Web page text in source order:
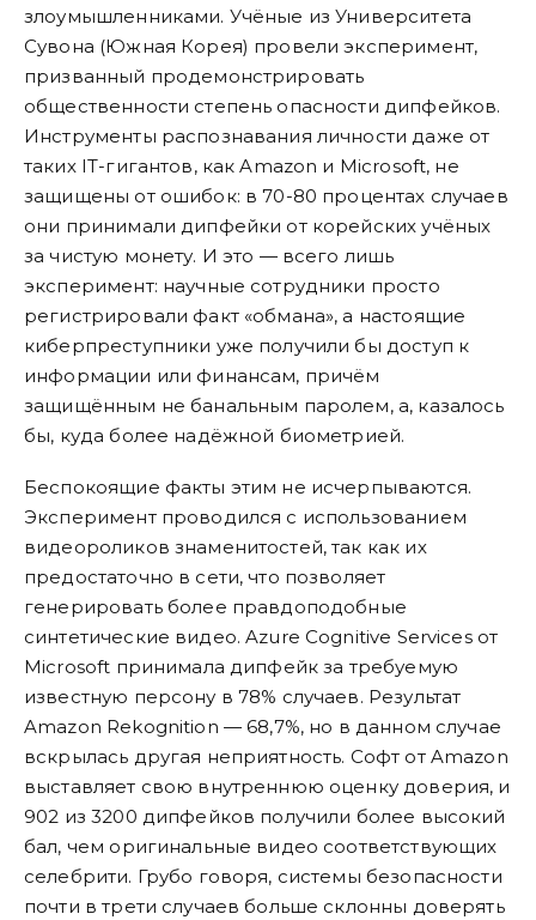
злоумышленниками. Учёные из Университета
Сувона (Южная Корея) провели эксперимент,
призванный продемонстрировать
общественности степень опасности дипфейков.
Инструменты распознавания личности даже от
таких IT-гигантов, как Amazon и Microsoft, не
защищены от ошибок: в 70-80 процентах случаев
они принимали дипфейки от корейских учёных
за чистую монету. И это — всего лишь
эксперимент: научные сотрудники просто
регистрировали факт «обмана», а настоящие
киберпреступники уже получили бы доступ к
информации или финансам, причём
защищённым не банальным паролем, а, казалось
бы, куда более надёжной биометрией.
Беспокоящие факты этим не исчерпываются.
Эксперимент проводился с использованием
видеороликов знаменитостей, так как их
предостаточно в сети, что позволяет
генерировать более правдоподобные
синтетические видео. Azure Cognitive Services от
Microsoft принимала дипфейк за требуемую
известную персону в 78% случаев. Результат
Amazon Rekognition — 68,7%, но в данном случае
вскрылась другая неприятность. Софт от Amazon
выставляет свою внутреннюю оценку доверия, и
902 из 3200 дипфейков получили более высокий
бал, чем оригинальные видео соответствующих
селебрити. Грубо говоря, системы безопасности
почти в трети случаев больше склонны доверять